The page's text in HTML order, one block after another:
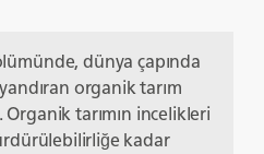
dünya çapında
organik tarım
tarımın incelikleri
kadar